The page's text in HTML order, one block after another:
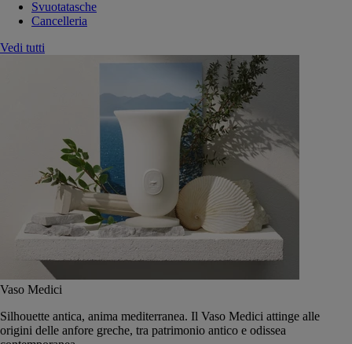
Svuotatasche
Cancelleria
Vedi tutti
Vaso Medici
Silhouette antica, anima mediterranea. Il Vaso Medici attinge alle
origini delle anfore greche, tra patrimonio antico e odissea